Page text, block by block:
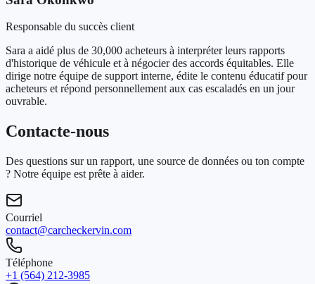
Responsable du succès client
Sara a aidé plus de 30,000 acheteurs à interpréter leurs rapports
d'historique de véhicule et à négocier des accords équitables. Elle
dirige notre équipe de support interne, édite le contenu éducatif pour
acheteurs et répond personnellement aux cas escaladés en un jour
ouvrable.
Contacte-nous
Des questions sur un rapport, une source de données ou ton compte
? Notre équipe est prête à aider.
Courriel
contact@carcheckervin.com
Téléphone
+1 (564) 212-3985